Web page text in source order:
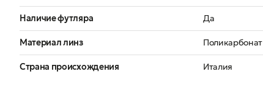
Наличие футляра Да
Материал линз Поликарбонат
Страна происхождения Италия